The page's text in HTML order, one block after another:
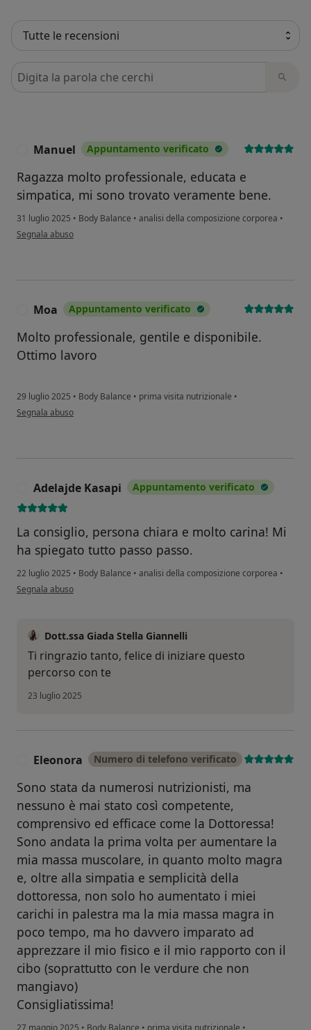
Cerca nelle recensioni
Manuel Appuntamento verificato
Ragazza molto professionale, educata e
simpatica, mi sono trovato veramente bene.
31 luglio 2025 • Body Balance • analisi della composizione corporea •
secondo l'opinione dell'utente Manuel
Segnala abuso
Moa Appuntamento verificato
Molto professionale, gentile e disponibile.
Ottimo lavoro
29 luglio 2025 • Body Balance • prima visita nutrizionale •
secondo l'opinione dell'utente Moa
Segnala abuso
Adelajde Kasapi Appuntamento verificato
La consiglio, persona chiara e molto carina! Mi
ha spiegato tutto passo passo.
22 luglio 2025 • Body Balance • analisi della composizione corporea •
secondo l'opinione dell'utente Adelajde Kasapi
Segnala abuso
Dott.ssa Giada Stella Giannelli
Ti ringrazio tanto, felice di iniziare questo
percorso con te
23 luglio 2025
Eleonora Numero di telefono verificato
Sono stata da numerosi nutrizionisti, ma
nessuno è mai stato così competente,
comprensivo ed efficace come la Dottoressa!
Sono andata la prima volta per aumentare la
mia massa muscolare, in quanto molto magra
e, oltre alla simpatia e semplicità della
dottoressa, non solo ho aumentato i miei
carichi in palestra ma la mia massa magra in
poco tempo, ma ho davvero imparato ad
apprezzare il mio fisico e il mio rapporto con il
cibo (soprattutto con le verdure che non
mangiavo)
Consigliatissima!
27 maggio 2025 • Body Balance • prima visita nutrizionale •